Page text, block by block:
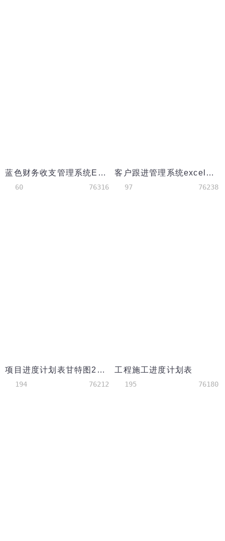
蓝色财务收支管理系统Excel模板
60 76316
客户跟进管理系统excel表格模板
97 76238
项目进度计划表甘特图2excel模板
194 76212
工程施工进度计划表
195 76180